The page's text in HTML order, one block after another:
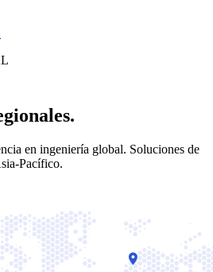
en ingeniería global. Soluciones de
Pacífico.